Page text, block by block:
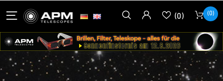
(0) (0)